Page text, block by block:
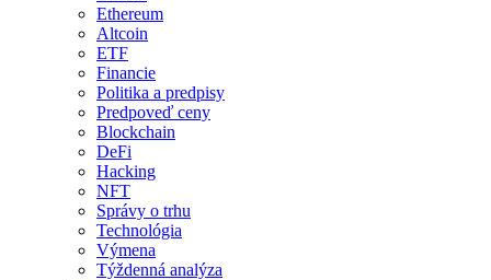
Ethereum
Altcoin
ETF
Financie
Politika a predpisy
Predpoveď ceny
Blockchain
DeFi
Hacking
NFT
Správy o trhu
Technológia
Výmena
Týždenná analýza